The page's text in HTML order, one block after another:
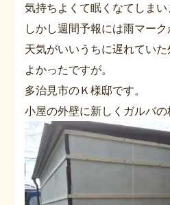
気持ちよくて眠くなてしまい
しかし週間予報には雨マーク
天気がいいうちに遅れてい
よかったですが。
多治見市のＫ様邸です。
小屋の外壁に新しくガルバの